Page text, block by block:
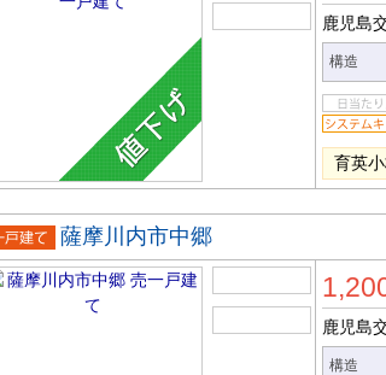
鹿児島
構造
育英
戸建
薩摩川内市中郷
鹿児島
構造